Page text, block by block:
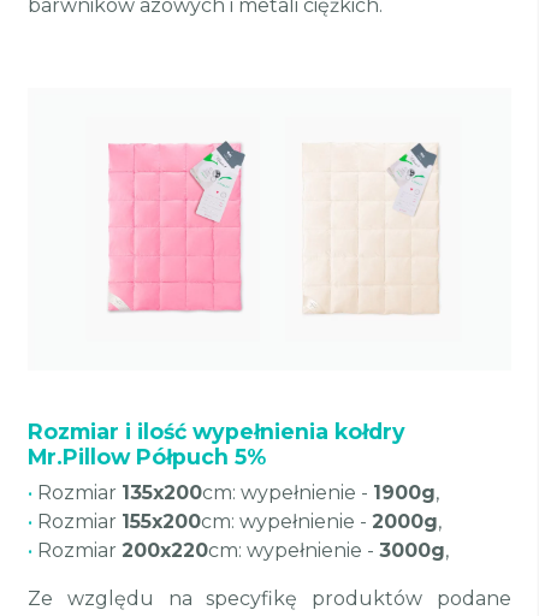
barwników azowych i metali ciężkich.
Rozmiar i ilość wypełnienia kołdry
Mr.Pillow Półpuch 5%
• Rozmiar 135x200cm: wypełnienie - 1900g,
• Rozmiar 155x200cm: wypełnienie - 2000g,
• Rozmiar 200x220cm: wypełnienie - 3000g,
Ze względu na specyfikę produktów podane